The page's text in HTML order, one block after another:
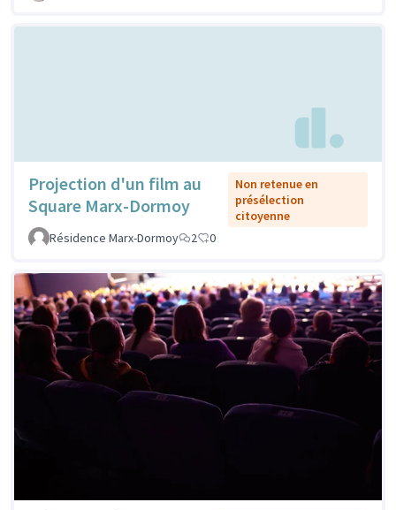
Projection d'un film au
Square Marx-Dormoy
Non retenue en
présélection
citoyenne
Résidence Marx-Dormoy
2 0